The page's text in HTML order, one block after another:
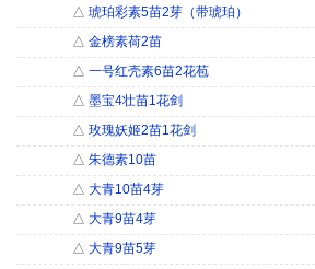
△ 琥珀彩素5苗2芽（带琥珀）
△ 金榜素荷2苗
△ 一号红壳素6苗2花苞
△ 墨宝4壮苗1花剑
△ 玫瑰妖姬2苗1花剑
△ 朱德素10苗
△ 大青10苗4芽
△ 大青9苗4芽
△ 大青9苗5芽